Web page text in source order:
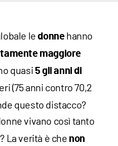
ledonnehanno
maggiore
quasi 5 gli anni di
(75 anni contro 70,2
questo distacco?
vivano così tanto
La verità è che non